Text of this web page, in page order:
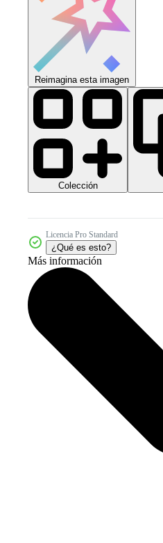
Reimagina esta imagen
Colección
Licencia Pro Standard
¿Qué es esto?
Más información